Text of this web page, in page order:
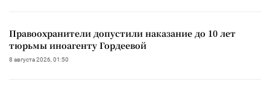
Правоохранители допустили наказание до 10 лет
тюрьмы иноагенту Гордеевой
8 августа 2026, 01:50